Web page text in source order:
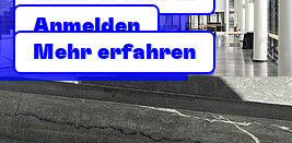
Anmelden
Mehr erfahren